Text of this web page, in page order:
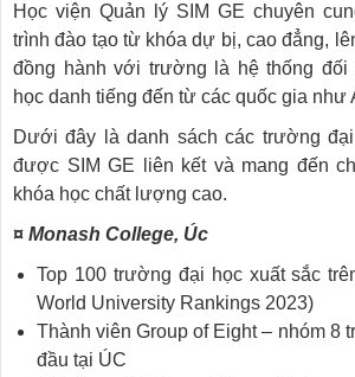
Học viện Quản lý SIM GE chuyên
trình đào tạo từ khóa dự bị, cao đẳng,
đồng hành với trường là hệ thống đối
học danh tiếng đến từ các quốc gia như
Dưới đây là danh sách các trường
được SIM GE liên kết và mang đến
khóa học chất lượng cao.
¤ Monash College, Úc
Top 100 trường đại học xuất sắc
World University Rankings 2023)
Thành viên Group of Eight – nhóm 8
đầu tại ÚC